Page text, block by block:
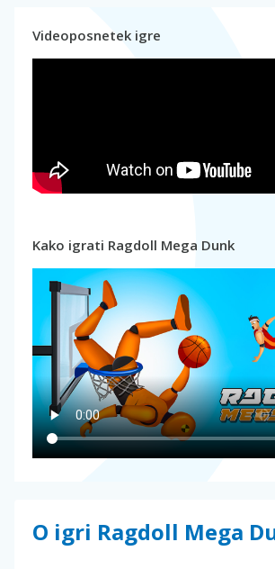
Videoposnetek igre
Kako igrati Ragdoll Mega Dunk
O igri Ragdoll Mega